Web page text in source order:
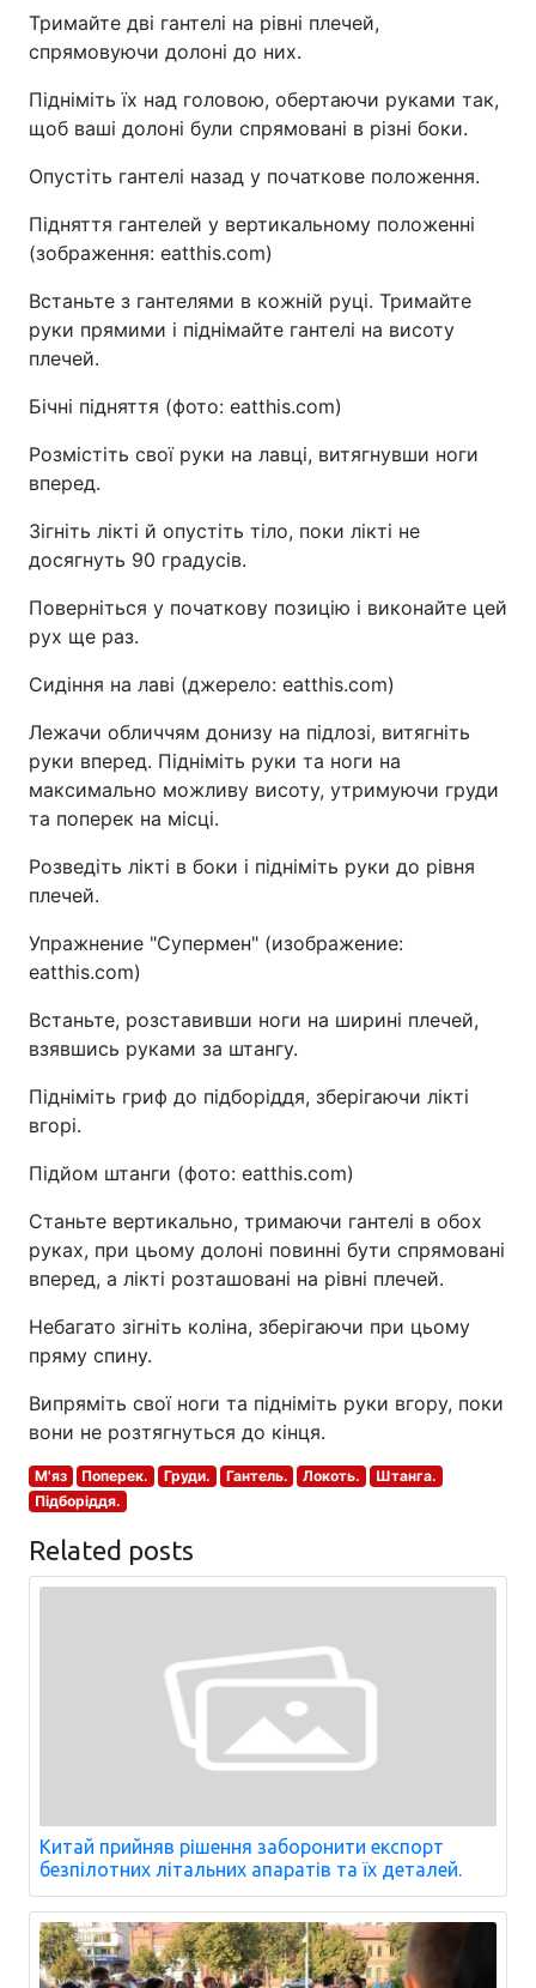
Тримайте дві гантелі на рівні плечей,
спрямовуючи долоні до них.
Підніміть їх над головою, обертаючи руками так,
щоб ваші долоні були спрямовані в різні боки.
Опустіть гантелі назад у початкове положення.
Підняття гантелей у вертикальному положенні
(зображення: eatthis.com)
Встаньте з гантелями в кожній руці. Тримайте
руки прямими і піднімайте гантелі на висоту
плечей.
Бічні підняття (фото: eatthis.com)
Розмістіть свої руки на лавці, витягнувши ноги
вперед.
Зігніть лікті й опустіть тіло, поки лікті не
досягнуть 90 градусів.
Поверніться у початкову позицію і виконайте цей
рух ще раз.
Сидіння на лаві (джерело: eatthis.com)
Лежачи обличчям донизу на підлозі, витягніть
руки вперед. Підніміть руки та ноги на
максимально можливу висоту, утримуючи груди
та поперек на місці.
Розведіть лікті в боки і підніміть руки до рівня
плечей.
Упражнение "Супермен" (изображение:
eatthis.com)
Встаньте, розставивши ноги на ширині плечей,
взявшись руками за штангу.
Підніміть гриф до підборіддя, зберігаючи лікті
вгорі.
Підйом штанги (фото: eatthis.com)
Станьте вертикально, тримаючи гантелі в обох
руках, при цьому долоні повинні бути спрямовані
вперед, а лікті розташовані на рівні плечей.
Небагато зігніть коліна, зберігаючи при цьому
пряму спину.
Випряміть свої ноги та підніміть руки вгору, поки
вони не розтягнуться до кінця.
М'яз Поперек. Груди. Гантель. Локоть.
Штанга.
Підборіддя.
Related posts
Китай прийняв рішення заборонити експорт
безпілотних літальних апаратів та їх деталей.